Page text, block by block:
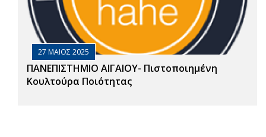
27 ΜΑΙΟΣ 2025
ΠΑΝΕΠΙΣΤΗΜΙΟ ΑΙΓΑΙΟΥ- Πιστοποιημένη
Κουλτούρα Ποιότητας